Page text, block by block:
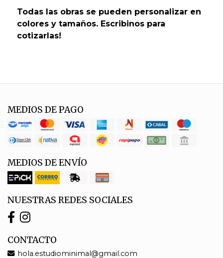
Todas las obras se pueden personalizar en
colores y tamaños. Escribinos para
cotizarlas!
MEDIOS DE PAGO
MEDIOS DE ENVÍO
NUESTRAS REDES SOCIALES
CONTACTO
hola.estudiominimal@gmail.com